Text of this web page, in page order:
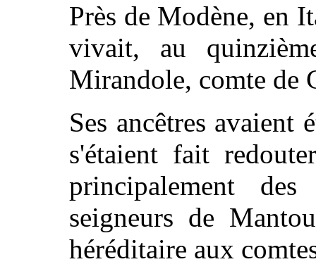
Près de Modène, en
vivait, au
Mirandole, comte de
Ses ancêtres avaient
s'étaient fait
principalement
seigneurs de
héréditaire aux